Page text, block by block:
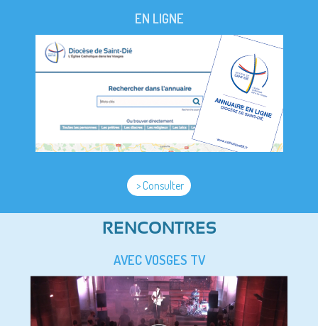
EN LIGNE
> Consulter
RENCONTRES
AVEC VOSGES TV